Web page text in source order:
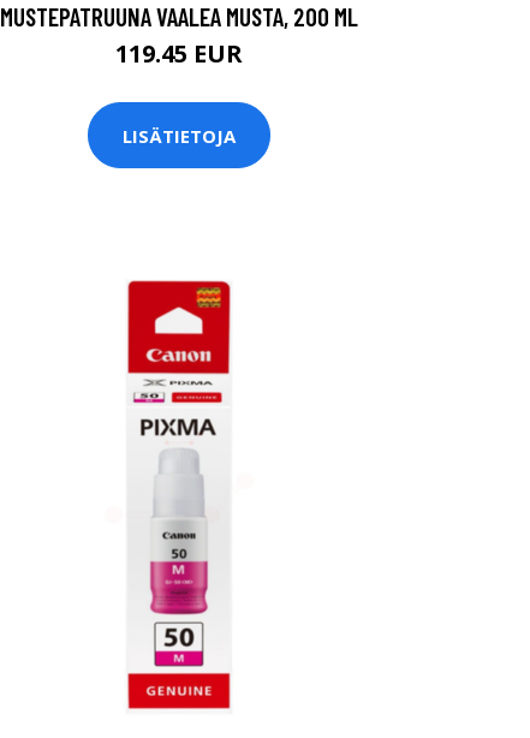
MUSTEPATRUUNA VAALEA MUSTA, 200 ML
119.45 EUR
LISÄTIETOJA